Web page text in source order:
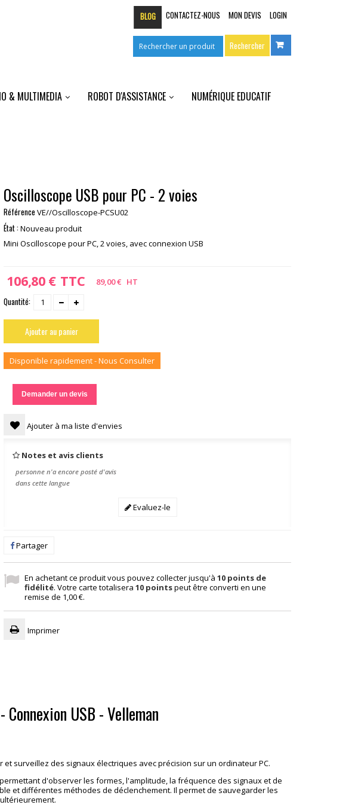
LOGIN
MON DEVIS
CONTACTEZ-NOUS
BLOG
& MULTIMEDIA ROBOT D'ASSISTANCE
NUMÉRIQUE EDUCATIF
Oscilloscope USB pour PC - 2 voies
Référence VE//Oscilloscope-PCSU02
État :Nouveau produit
Mini Oscilloscope pour PC, 2 voies, avec connexion USB
106,80 € TTC 89,00 € HT
Quantité:
Ajouter au panier
Disponible rapidement - Nous Consulter
Demander un devis
Ajouter à ma liste d'envies
Notes et avis clients
personne n'a encore posté d'avis
dans cette langue
Evaluez-le
Partager
En achetant ce produit vous pouvez collecter jusqu'à10 points de
fidélité. Votre carte totalisera10 pointspeut être converti en une
remise de 1,00 €.
Imprimer
USB - Velleman
surveillez des signaux électriques avec précision sur un ordinateur PC.
d'observer les formes, l'amplitude, la fréquence des signaux et de
et différentes méthodes de déclenchement. Il permet de sauvegarder les